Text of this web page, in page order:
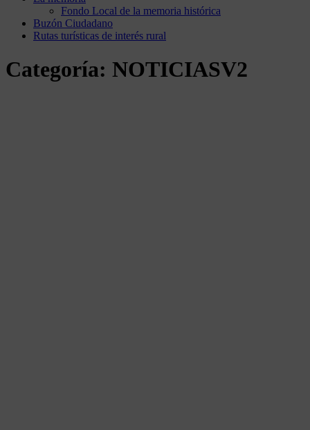
Fondo Local de la memoria histórica
Buzón Ciudadano
Rutas turísticas de interés rural
Categoría: NOTICIASV2